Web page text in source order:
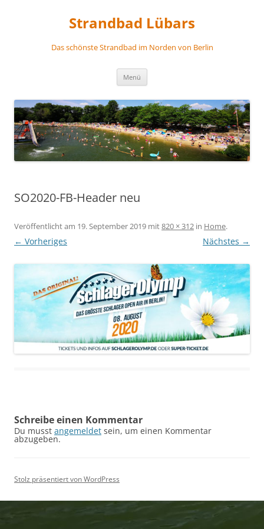
Strandbad Lübars
Das schönste Strandbad im Norden von Berlin
Menü
SO2020-FB-Header neu
Veröffentlicht am 19. September 2019 mit820 × 312 in Home.
← Vorheriges Nächstes →
Schreibe einen Kommentar
Du musst angemeldet sein, um einen Kommentar
abzugeben.
Stolz präsentiert von WordPress